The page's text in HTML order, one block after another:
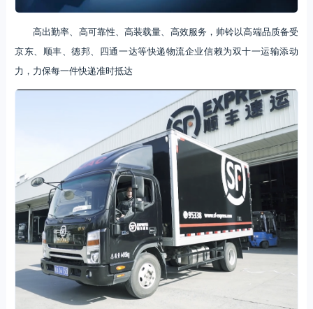
高出勤率、高可靠性、高装载量、高效服务，帅铃以高端品质备受
京东、顺丰、德邦、四通一达等快递物流企业信赖为双十一运输添动
力，力保每一件快递准时抵达